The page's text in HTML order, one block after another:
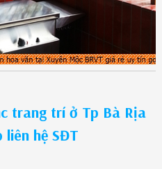
trang trí ở Tp Bà Rịa
liên hệ SĐT